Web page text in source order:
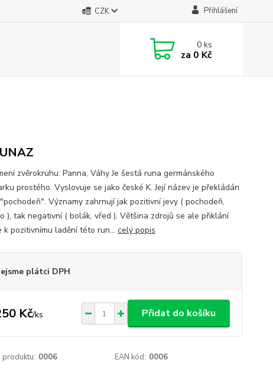
CZK Přihlášení
0ks
za 0 Kč
zvěrokruhu: Panna, Váhy Je šestá runa germánského
prostého. Vyslovuje se jako české K. Její název je překládán
Významy zahrnují jak pozitivní jevy ( pochodeň,
), tak negativní ( bolák, vřed ). Většina zdrojů se ale přiklání
k pozitivnímu ladění této run... celý popis
plátci DPH
Kč/ks Přidat do košíku
0006 EAN kód: 0006